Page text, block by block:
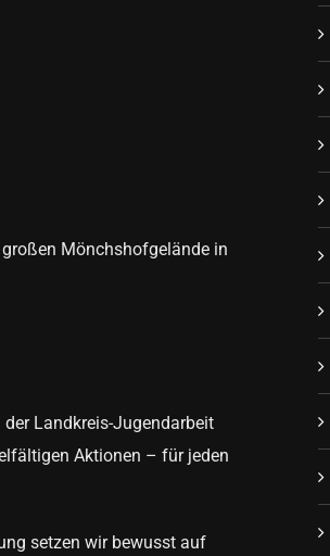
Mönchshofgelände in
Landkreis-Jugendarbeit
Aktionen – für jeden
setzen wir bewusst auf